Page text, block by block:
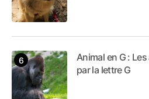
Animal en G :
par la lettre G